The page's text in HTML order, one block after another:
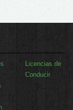
Licencias de
Conducir